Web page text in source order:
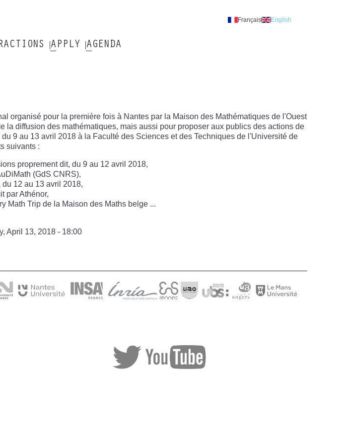
Français English
APPLY AGENDA
organisé pour la première fois à Nantes par la Maison des Mathématiques de l'Ouest
la diffusion des mathématiques, mais aussi pour proposer aux publics des actions de
9 au 13 avril 2018 à la Faculté des Sciences et des Techniques de l'Université de
suivants :
proprement dit, du 9 au 12 avril 2018,
(GdS CNRS),
12 au 13 avril 2018,
par Athénor,
Math Trip de la Maison des Maths belge ...
April 13, 2018 - 18:00